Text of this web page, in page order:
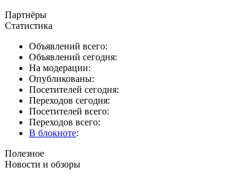
Партнёры
Статистика
Объявлений всего:
Объявлений сегодня:
На модерации:
Опубликованы:
Посетителей сегодня:
Переходов сегодня:
Посетителей всего:
Переходов всего:
В блокноте:
Полезное
Новости и обзоры